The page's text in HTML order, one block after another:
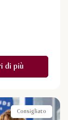
di più
Consigliato